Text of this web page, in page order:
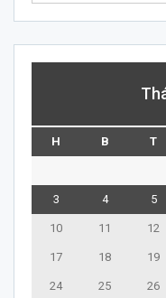
H B T
3 4 5
10 11 12
17 18 19
24 25 26